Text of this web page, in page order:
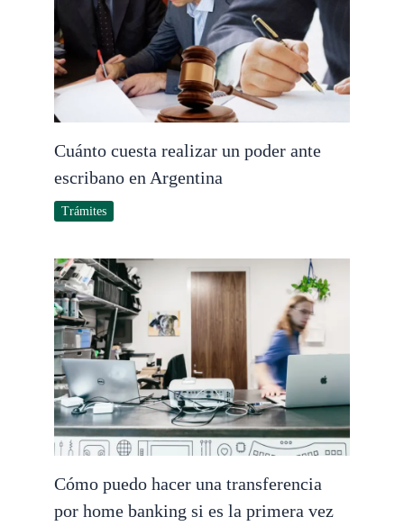
Cuánto cuesta realizar un poder ante
escribano en Argentina
Trámites
Cómo puedo hacer una transferencia
por home banking si es la primera vez